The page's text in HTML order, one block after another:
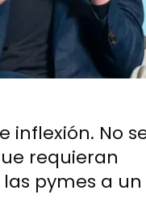
inflexión. No
requieran
pymes a un